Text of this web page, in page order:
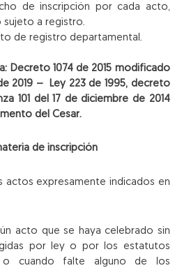
de inscripción por cada acto,
sujeto a registro.
de registro departamental.
Decreto 1074 de 2015 modificado
2019 – Ley 223 de 1995, decreto
101 del 17 de diciembre de 2014
del Cesar.
de inscripción
actos expresamente indicados en
acto que se haya celebrado sin
por ley o por los estatutos
o cuando falte alguno de los